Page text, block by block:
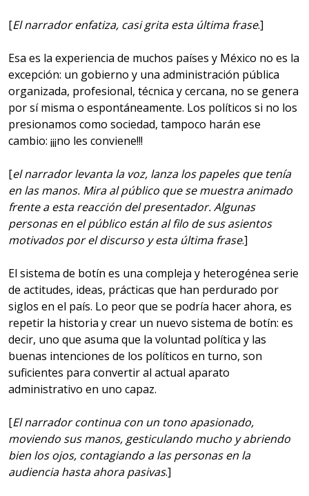
[El narrador enfatiza, casi grita esta última frase.]
Esa es la experiencia de muchos países y México no es la
excepción: un gobierno y una administración pública
organizada, profesional, técnica y cercana, no se genera
por sí misma o espontáneamente. Los políticos si no los
presionamos como sociedad, tampoco harán ese
cambio: ¡¡¡no les conviene!!!
[el narrador levanta la voz, lanza los papeles que tenía
en las manos. Mira al público que se muestra animado
frente a esta reacción del presentador. Algunas
personas en el público están al filo de sus asientos
motivados por el discurso y esta última frase.]
El sistema de botín es una compleja y heterogénea serie
de actitudes, ideas, prácticas que han perdurado por
siglos en el país. Lo peor que se podría hacer ahora, es
repetir la historia y crear un nuevo sistema de botín: es
decir, uno que asuma que la voluntad política y las
buenas intenciones de los políticos en turno, son
suficientes para convertir al actual aparato
administrativo en uno capaz.
[El narrador continua con un tono apasionado,
moviendo sus manos, gesticulando mucho y abriendo
bien los ojos, contagiando a las personas en la
audiencia hasta ahora pasivas.]